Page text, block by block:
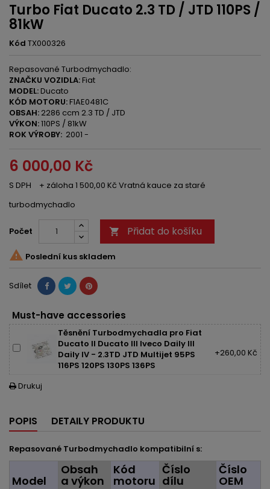
Turbo Fiat Ducato 2.3 TD / JTD 110PS /
81kW
Kód TX000326
Repasované Turbodmychadlo:
ZNAČKU VOZIDLA:Fiat
MODEL:Ducato
KÓD MOTORU:F1AE0481C
OBSAH: 2286 ccm 2.3 TD / JTD
VÝKON:110PS / 81kW
ROK VÝROBY: 2001 -
6 000,00 Kč
S DPH
+ záloha 1 500,00 Kč Vratná kauce za staré
turbodmychadlo
Počet  Přidat do košíku
 Poslední kus skladem
Sdílet
Must-have accessories
Těsnění Turbodmychadla pro Fiat
Ducato II Ducato III Iveco Daily III
Daily IV - 2.3TD JTD Multijet 95PS
116PS 120PS 130PS 136PS
+260,00 Kč
 Drukuj
POPIS DETAILY PRODUKTU
Repasované Turbodmychadlo kompatibilní s:
Model
Obsah
a výkon
Kód
motoru
Číslo
dílu
Číslo
OEM